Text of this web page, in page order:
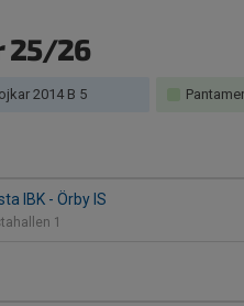
25/26
2014 B 5
IBK - Örby IS
1